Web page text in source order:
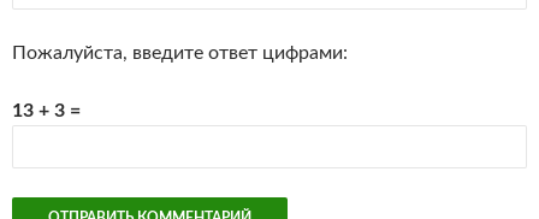
Пожалуйста, введите ответ цифрами:
13 + 3 =